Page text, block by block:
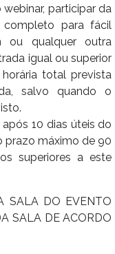
participar da
para fácil
ou qualquer outra
igual ou superior
total prevista
salvo quando o
10 dias úteis do
prazo máximo de 90
superiores a este
SALA DO EVENTO
SALA DE ACORDO